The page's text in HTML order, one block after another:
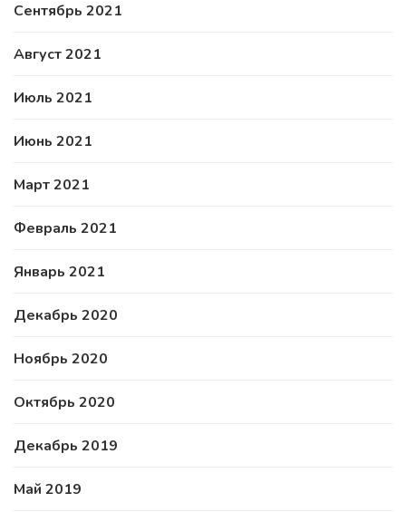
Сентябрь 2021
Август 2021
Июль 2021
Июнь 2021
Март 2021
Февраль 2021
Январь 2021
Декабрь 2020
Ноябрь 2020
Октябрь 2020
Декабрь 2019
Май 2019